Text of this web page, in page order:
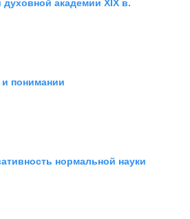
академии XIX в.
и понимании
нормальной науки